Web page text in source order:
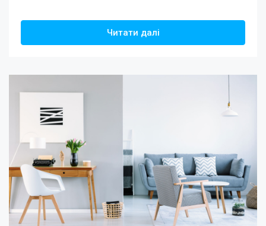
Читати далі